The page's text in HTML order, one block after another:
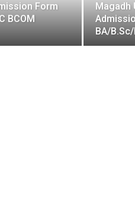
Form
BCOM
Magadh
BA/